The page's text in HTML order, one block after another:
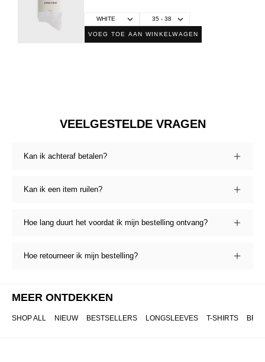
VOEG TOE AAN WINKELWAGEN
VEELGESTELDE VRAGEN
Kan ik achteraf betalen?
Kan ik een item ruilen?
Hoe lang duurt het voordat ik mijn bestelling ontvang?
Hoe retourneer ik mijn bestelling?
MEER ONTDEKKEN
SHOP ALL NIEUW BESTSELLERS LONGSLEEVES T-SHIRTS